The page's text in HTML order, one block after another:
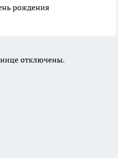
рождения
отключены.